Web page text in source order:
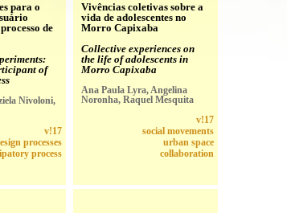
para o
de
of
Nivoloni,
v!17
processes
process
Vivências coletivas sobre a
vida de adolescentes no
Morro Capixaba
Collective experiences on
the life of adolescents in
Morro Capixaba
Ana Paula Lyra, Angelina
Noronha, Raquel Mesquita
v!17
social movements
urban space
collaboration